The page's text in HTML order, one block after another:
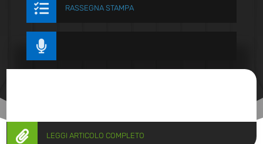
 RASSEGNA STAMPA

 LEGGI ARTICOLO COMPLETO